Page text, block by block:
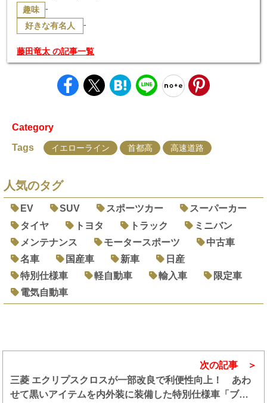
趣味 -
好きな有名人 -
藤田竜太 の記事一覧
Category
Tags
イエローライン 首都高 高速道路
人気のタグ
EV SUV スポーツカー
スーパーカー
タイヤ
トヨタ トラック
ミニバン
メンテナンス
モータースポーツ
中古車
名車
国産車 新車
日産
特別仕様車
軽自動車 輸入車
限定車
電気自動車
次の記事
三菱 エクリプスクロスが一部改良で利便性向上！ あわ
せて黒いアイテムを内外装に装備した特別仕様車「ブラ